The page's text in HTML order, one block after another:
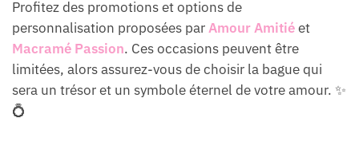
Profitez des promotions et options de
personnalisation proposées parAmour Amitiéet
Macramé Passion. Ces occasions peuvent être
limitées, alors assurez-vous de choisir la bague qui
sera un trésor et un symbole éternel de votre amour. ✨
💍